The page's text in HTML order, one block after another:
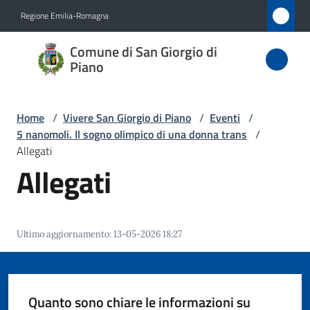
Regione Emilia-Romagna
Comune di San Giorgio di
Piano
Comune
di San
di Piano
Amministrazione
San
Home / Vivere San Giorgio di Piano / Eventi /
5 nanomoli. Il sogno olimpico di una donna trans /
Allegati
Allegati
Ultimo aggiornamento:13-05-2026 18:27
Quanto sono chiare le informazioni su